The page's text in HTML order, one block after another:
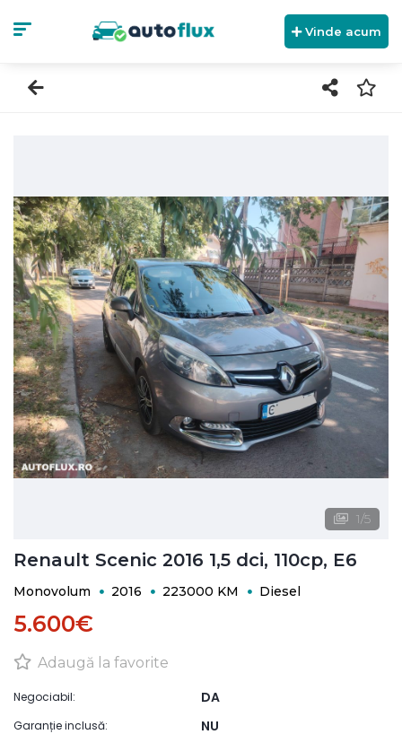
Vinde acum
1/5
Renault Scenic 2016 1,5 dci, 110cp, E6
Monovolum 2016 223000 KM Diesel
5.600€
Adaugă la favorite
Negociabil: DA
Garanție inclusă: NU